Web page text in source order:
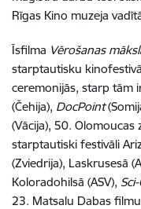
Rīgas Kino muzeja
Īsfilma Vērošanas
starptautisku
ceremonijās, starp tām
(Čehija), DocPoint
(Vācija), 50. Olomoucas
starptautiski festivāli
(Zviedrija), Laskrusesā
Koloradohilsā (ASV),
23. Matsalu Dabas